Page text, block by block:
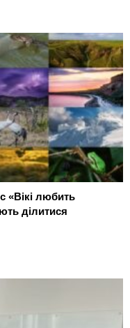
«Вікі любить
ділитися